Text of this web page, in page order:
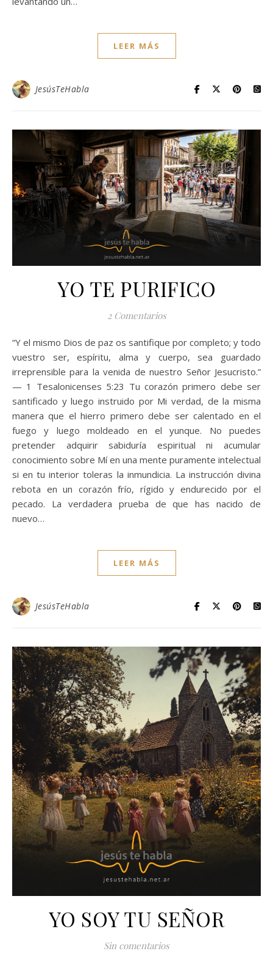
LEER MÁS
JesúsTeHabla
YO TE PURIFICO
2 Comentarios
“Y el mismo Dios de paz os santifique por completo; y todo
vuestro ser, espíritu, alma y cuerpo, sea guardado
irreprensible para la venida de nuestro Señor Jesucristo.”
— 1 Tesalonicenses 5:23 Tu corazón primero debe ser
santificado y luego instruido por Mi verdad, de la misma
manera que el hierro primero debe ser calentado en el
fuego y luego moldeado en el yunque. No puedes
pretender adquirir sabiduría espiritual ni acumular
conocimiento sobre Mí en una mente puramente intelectual
si en tu interior toleras la inmundicia. La instrucción divina
rebota en un corazón frío, rígido y endurecido por el
pecado. La verdadera prueba de que has nacido de
nuevo…
LEER MÁS
JesúsTeHabla
YO SOY TU SEÑOR
Sin comentarios